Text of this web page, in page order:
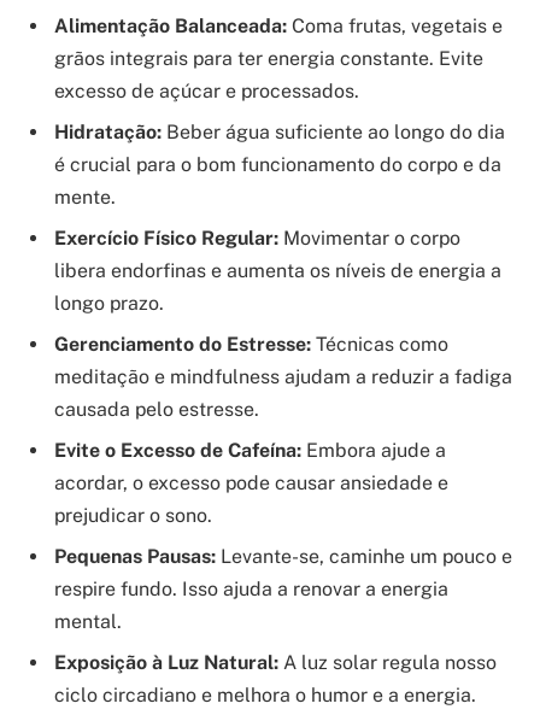
Alimentação Balanceada: Coma frutas, vegetais e
grãos integrais para ter energia constante. Evite
excesso de açúcar e processados.
Hidratação: Beber água suficiente ao longo do dia
é crucial para o bom funcionamento do corpo e da
mente.
Exercício Físico Regular: Movimentar o corpo
libera endorfinas e aumenta os níveis de energia a
longo prazo.
Gerenciamento do Estresse: Técnicas como
meditação e mindfulness ajudam a reduzir a fadiga
causada pelo estresse.
Evite o Excesso de Cafeína: Embora ajude a
acordar, o excesso pode causar ansiedade e
prejudicar o sono.
Pequenas Pausas: Levante-se, caminhe um pouco e
respire fundo. Isso ajuda a renovar a energia
mental.
Exposição à Luz Natural: A luz solar regula nosso
ciclo circadiano e melhora o humor e a energia.